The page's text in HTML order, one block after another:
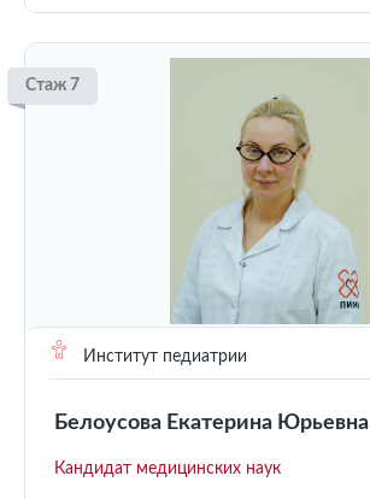
Стаж 7
Институт педиатрии
Белоусова Екатерина Юрьевна
Кандидат медицинских наук